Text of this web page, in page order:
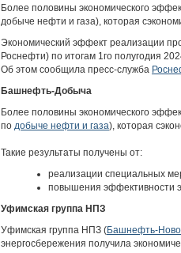
Более половины экономического
добыче нефти и газа), которая
Экономический эффект реализации
Роснефти) по итогам 1го полугодия
Об этом сообщила пресс-служба
Башнефть-Добыча
Более половины экономического
по добыче нефти и газа), которая
Такие результаты получены от:
реализации специальных
повышения эффективности
Уфимская группа НПЗ
Уфимская группа НПЗ (Башнефть-
энергосбережения получила